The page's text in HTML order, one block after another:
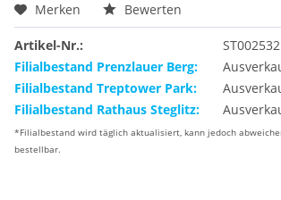
Merken Bewerten
Artikel-Nr.:
ST002532
Filialbestand Prenzlauer Berg:
Filialbestand Treptower Park:
Filialbestand Rathaus Steglitz:
*Filialbestand wird täglich aktualisiert, kann jedoch
bestellbar.